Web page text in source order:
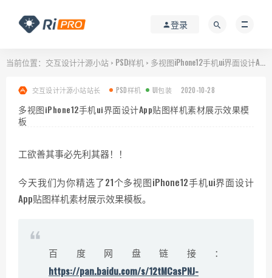
登录
当前位置： 交互设计汁源小站 > PSD样机 > 多视图iPhone12手机ui界面设计App贴图样机素材展示效果模板
交互设计汁源小站站长 PSD样机 UI包装 2020-10-28
多视图iPhone12手机ui界面设计App贴图样机素材展示效果模
板
工欲善其事必先利其器！！
今天我们为你精选了21个多视图iPhone12手机ui界面设计
App贴图样机素材展示效果模板。
百度网盘链接：
https://pan.baidu.com/s/12tMCasPNJ-